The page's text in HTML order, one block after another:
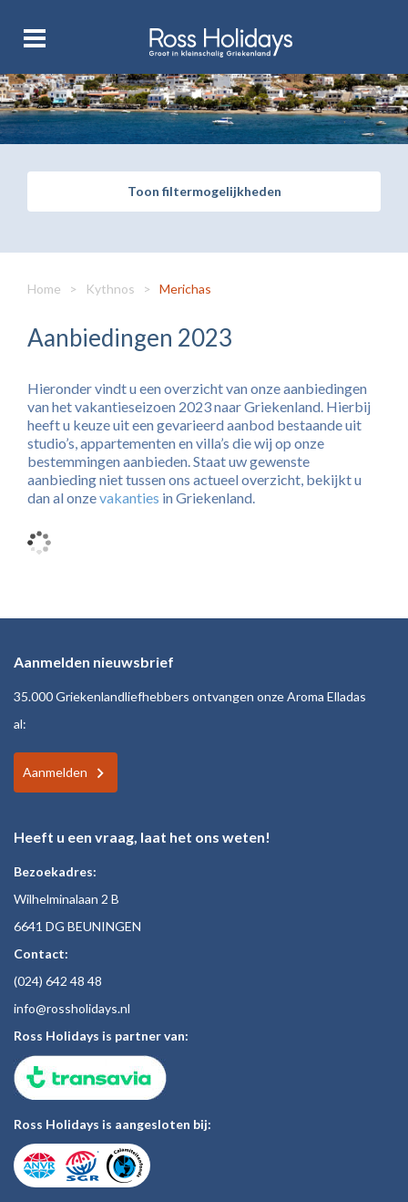
Toon filtermogelijkheden
Home > Kythnos > Merichas
Aanbiedingen 2023
Hieronder vindt u een overzicht van onze aanbiedingen
van het vakantieseizoen 2023 naar Griekenland. Hierbij
heeft u keuze uit een gevarieerd aanbod bestaande uit
studio’s, appartementen en villa’s die wij op onze
bestemmingen aanbieden. Staat uw gewenste
aanbieding niet tussen ons actueel overzicht, bekijkt u
dan al onzevakanties in Griekenland.
Aanmelden nieuwsbrief
35.000 Griekenlandliefhebbers ontvangen onze Aroma Elladas
al:
Aanmelden
Heeft u een vraag, laat het ons weten!
Bezoekadres:
Wilhelminalaan 2 B
6641 DG BEUNINGEN
Contact:
(024) 642 48 48
info@rossholidays.nl
Ross Holidays is partner van:
Ross Holidays is aangesloten bij: